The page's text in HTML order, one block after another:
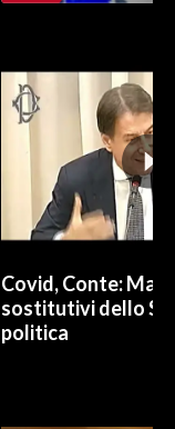
Covid, Conte: Mai
sostitutivi dello
politica